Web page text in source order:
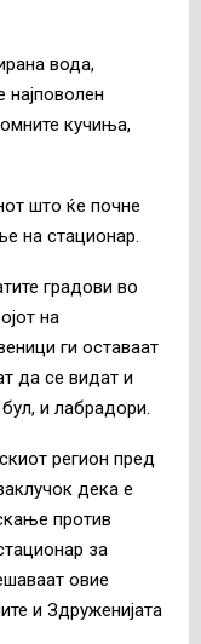
вода,
најповолен
кучиња,
што ќе почне
на стационар.
градови во
на
ги оставаат
да се видат и
и лабрадори.
регион пред
дека е
против
за
овие
и Здруженијата